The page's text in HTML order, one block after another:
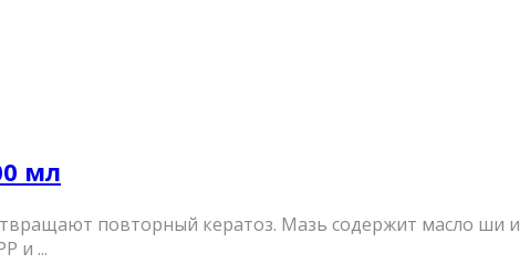
мл
повторный кератоз. Мазь содержит масло ши и
и ...